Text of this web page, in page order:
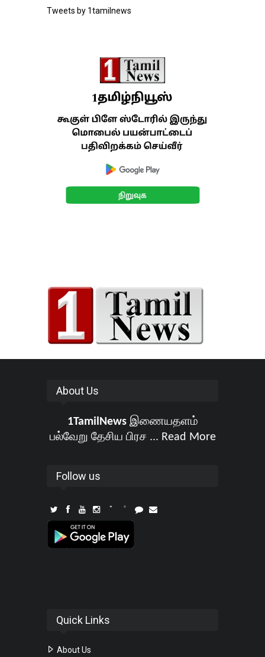
Tweets by 1tamilnews
About Us
1TamilNewsஇணையதளம்
பல்வேறு தேசிய பிரச ... Read More
Follow us
Quick Links
About Us